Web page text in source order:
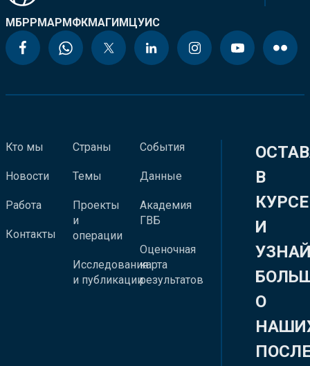
МБРРМАРМФКМАГИМЦУИС
Кто мы
Новости
Работа
Контакты
Страны
Темы
Проекты
и
операции
Исследования
и публикации
События
Данные
Академия
ГВБ
Оценочная
карта
результатов
В
КУРСЕ
И
О